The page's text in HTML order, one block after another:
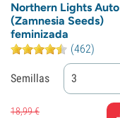
Northern Lights Auto
(Zamnesia Seeds)
feminizada
(462)
Semillas 3
18,99€